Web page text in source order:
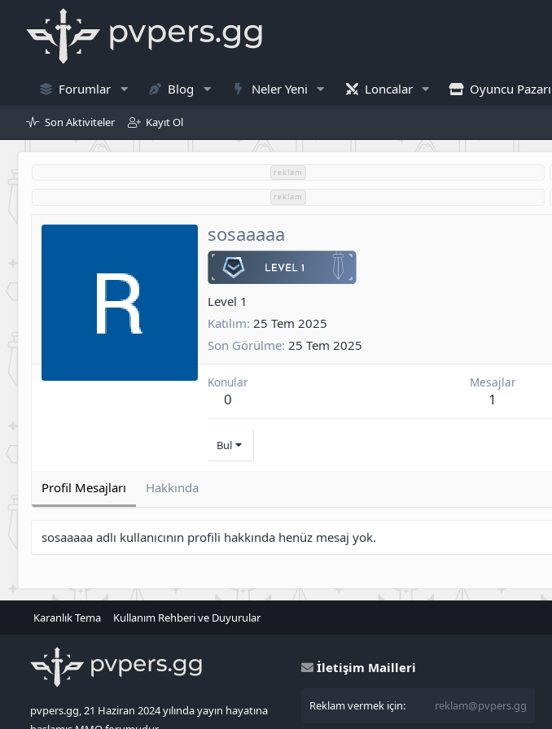
Forumlar Blog Neler Yeni Loncalar Oyuncu Pazarı
Son Aktiviteler Kayıt Ol
reklam
reklam
sosaaaaa
Level 1
Katılım 25 Tem 2025
Son Görülme 25 Tem 2025
Konular
0
Mesajlar
1
Bul
Profil Mesajları Hakkında
sosaaaaa adlı kullanıcının profili hakkında henüz mesaj yok.
Karanlık Tema Kullanım Rehberi ve Duyurular
pvpers.gg, 21 Haziran 2024 yılında yayın hayatına
İletişim Mailleri
Reklam vermek için: reklam@pvpers.gg